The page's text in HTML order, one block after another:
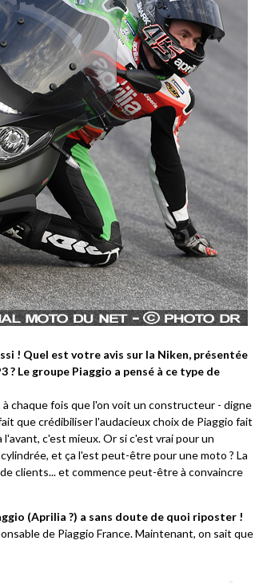
! Quel est votre avis sur la Niken, présentée
Le groupe Piaggio a pensé à ce type de
à chaque fois que l'on voit un constructeur - digne
que crédibiliser l'audacieux choix de Piaggio fait
c'est mieux. Or si c'est vrai pour un
et ça l'est peut-être pour une moto ? La
clients... et commence peut-être à convaincre
(Aprilia ?) a sans doute de quoi riposter !
de Piaggio France. Maintenant, on sait que